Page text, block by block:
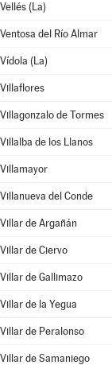
Vellés (La)
Ventosa del Río Almar
Vídola (La)
Villaflores
Villagonzalo de Tormes
Villalba de los Llanos
Villamayor
Villanueva del Conde
Villar de Argañán
Villar de Ciervo
Villar de Gallimazo
Villar de la Yegua
Villar de Peralonso
Villar de Samaniego